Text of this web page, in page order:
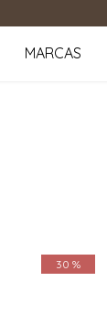
MARCAS
30 %